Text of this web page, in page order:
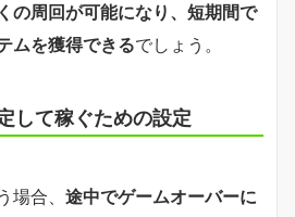
の周回が可能になり、短期間で
ムを獲得できるでしょう。
して稼ぐための設定
場合、 途中でゲームオーバーに